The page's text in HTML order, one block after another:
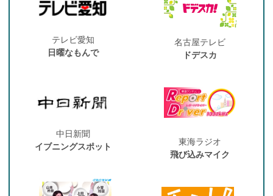
テレビ愛知
日曜なもんで
名古屋テレビ
ドデスカ
中日新聞
イブニングスポット
東海ラジオ
飛び込みマイク